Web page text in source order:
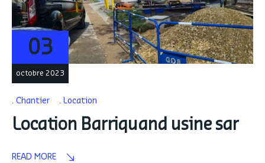
03
octobre 2023
Chantier Location
Location Barriquand usine sar
READ MORE